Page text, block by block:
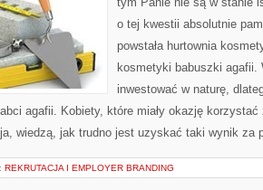
o tej kwestii absolutnie
powstała hurtownia
kosmetyki babuszki agafii.
inwestować w naturę,
agafii. Kobiety, które miały okazję
wiedzą, jak trudno jest uzyskać taki wynik
REKRUTACJA I EMPLOYER BRANDING